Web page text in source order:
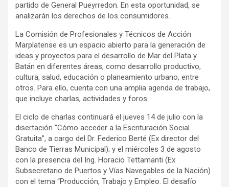
partido de General Pueyrredon. En esta oportunidad, se
analizarán los derechos de los consumidores.
La Comisión de Profesionales y Técnicos de Acción
Marplatense es un espacio abierto para la generación de
ideas y proyectos para el desarrollo de Mar del Plata y
Batán en diferentes áreas, como desarrollo productivo,
cultura, salud, educación o planeamiento urbano, entre
otros. Para ello, cuenta con una amplia agenda de trabajo,
que incluye charlas, actividades y foros.
El ciclo de charlas continuará el jueves 14 de julio con la
disertación “Cómo acceder a la Escrituración Social
Gratuita”, a cargo del Dr. Federico Berté (Ex director del
Banco de Tierras Municipal); y el miércoles 3 de agosto
con la presencia del Ing. Horacio Tettamanti (Ex
Subsecretario de Puertos y Vías Navegables de la Nación)
con el tema “Producción, Trabajo y Empleo. El desafío